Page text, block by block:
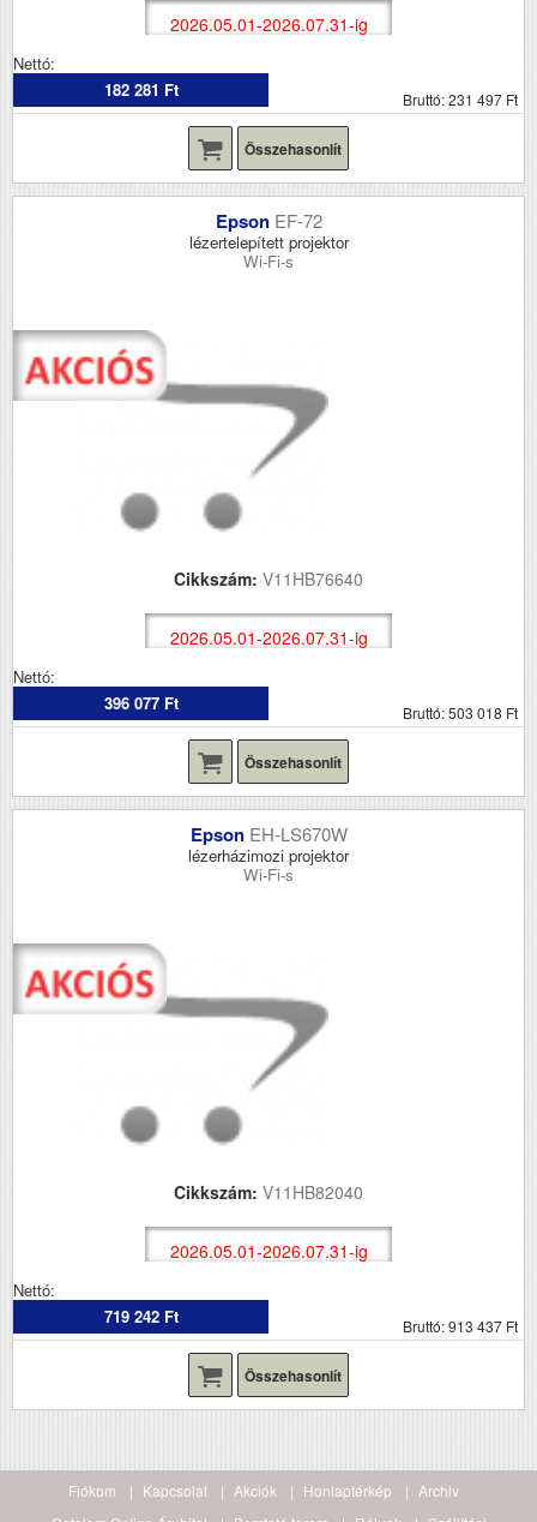
2026.05.01-2026.07.31-ig
Nettó:
182 281 Ft
Bruttó: 231 497 Ft
Összehasonlít
Epson EF-72
lézertelepített projektor
Wi-Fi-s
Cikkszám: V11HB76640
2026.05.01-2026.07.31-ig
Nettó:
396 077 Ft
Bruttó: 503 018 Ft
Összehasonlít
Epson EH-LS670W
lézerházimozi projektor
Wi-Fi-s
Cikkszám: V11HB82040
2026.05.01-2026.07.31-ig
Nettó:
719 242 Ft
Bruttó: 913 437 Ft
Összehasonlít
Fiókom Kapcsolat Akciók Honlaptérkép
Archiv